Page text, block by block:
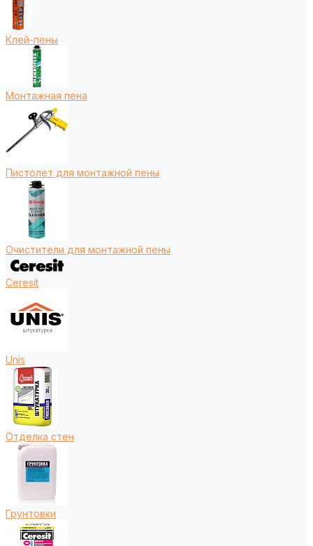
Клей-пены
Монтажная пена
Пистолет для монтажной пены
Очистители для монтажной пены
Ceresit
Unis
Отделка стен
Грунтовки